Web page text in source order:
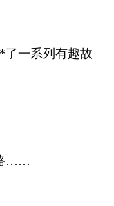
了一系列有趣故
……